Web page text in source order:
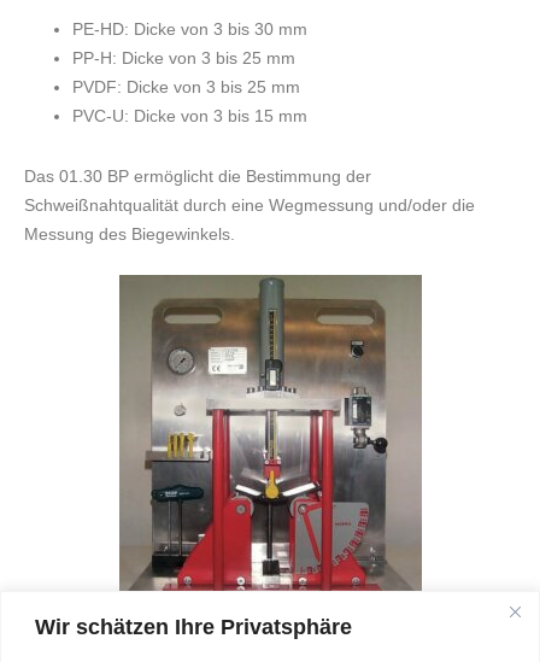
Wir schätzen Ihre Privatsphäre
PE-HD: Dicke von 3 bis 30 mm
PP-H: Dicke von 3 bis 25 mm
PVDF: Dicke von 3 bis 25 mm
PVC-U: Dicke von 3 bis 15 mm
Das 01.30 BP ermöglicht die Bestimmung der
Schweißnahtqualität durch eine Wegmessung und/oder die
Messung des Biegewinkels.